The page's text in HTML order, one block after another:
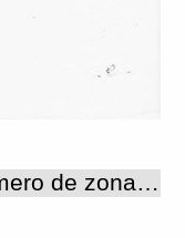
Número de láminas:47 Número de zonas:47